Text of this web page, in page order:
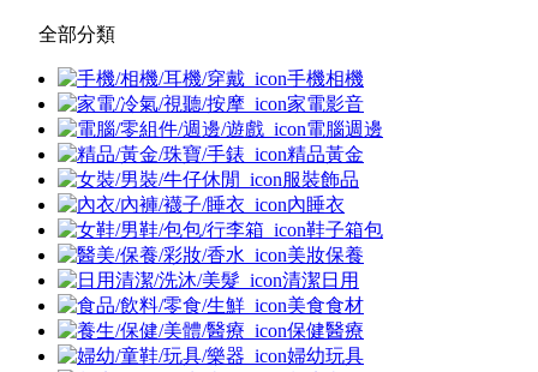
全部分類
手機相機
家電影音
電腦週邊
精品黃金
服裝飾品
內睡衣
鞋子箱包
美妝保養
清潔日用
美食食材
保健醫療
婦幼玩具